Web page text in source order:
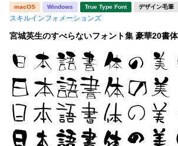
macOS Windows True Type Font デザイン毛筆
スキルインフォメーションズ
宮城英生のすべらないフォント集 豪華20書